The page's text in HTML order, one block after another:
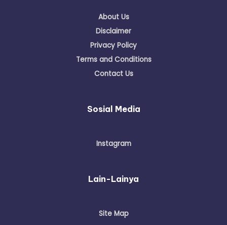
About Us
Disclaimer
Privacy Policy
Terms and Conditions
Contact Us
Sosial Media
Instagram
Lain-Lainya
Site Map